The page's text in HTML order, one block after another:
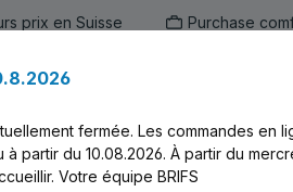
prix en Suisse Purchase
fermée. Les commandes en
à partir du 10.08.2026. À partir du
Votre équipe BRIFS